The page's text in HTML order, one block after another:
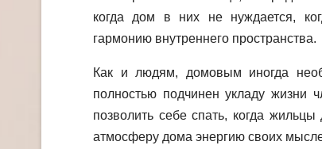
когда дом в них не нуждается,
гармонию внутреннего пространства.
Как и людям, домовым иногда
полностью подчинен укладу жизни
позволить себе спать, когда
атмосферу дома энергию своих